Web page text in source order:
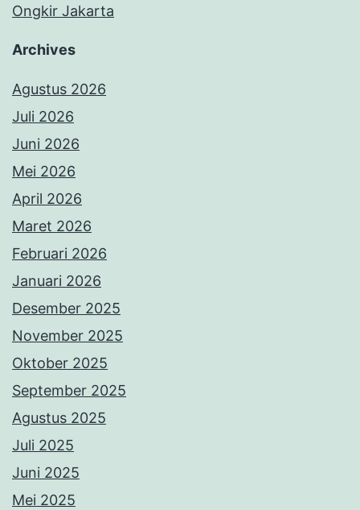
Ongkir Jakarta
Archives
Agustus 2026
Juli 2026
Juni 2026
Mei 2026
April 2026
Maret 2026
Februari 2026
Januari 2026
Desember 2025
November 2025
Oktober 2025
September 2025
Agustus 2025
Juli 2025
Juni 2025
Mei 2025